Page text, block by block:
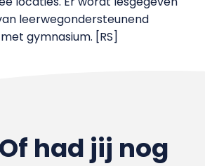
leerwegondersteunend
gymnasium. [RS]
had jij nog